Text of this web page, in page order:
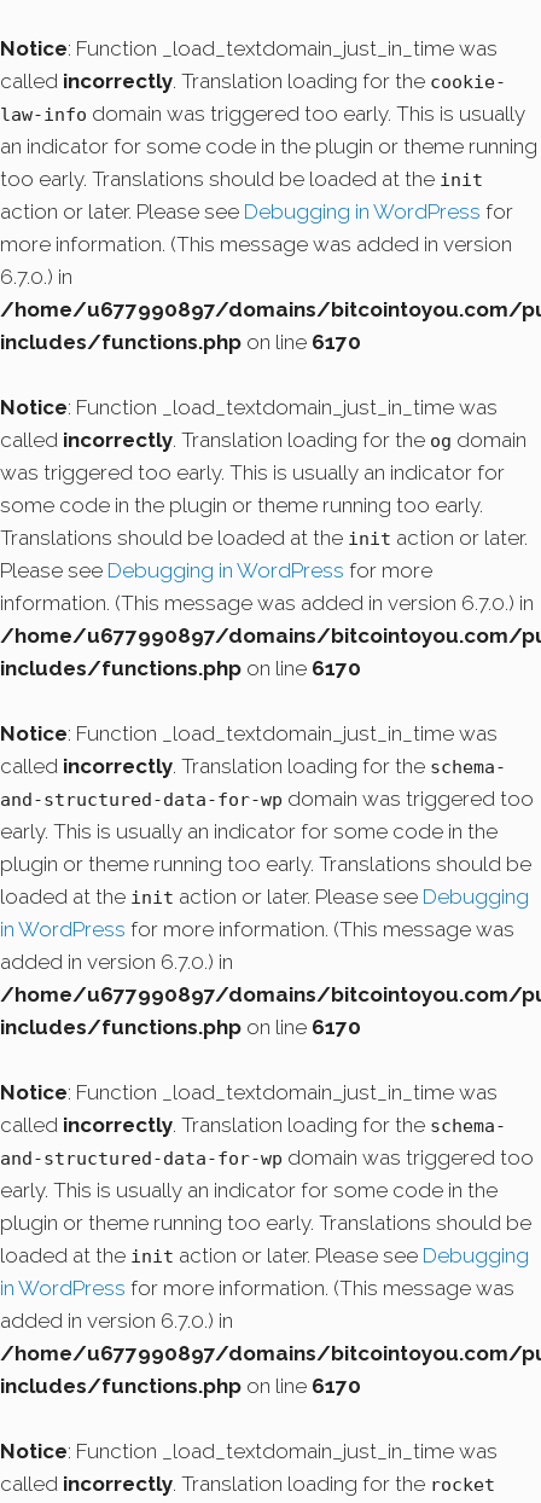
Notice: Function _load_textdomain_just_in_time was
called incorrectly. Translation loading for the cookie-
law-info domain was triggered too early. This is usually
an indicator for some code in the plugin or theme running
too early. Translations should be loaded at the init
action or later. Please see Debugging in WordPress for
more information. (This message was added in version
6.7.0.) in
/home/u677990897/domains/bitcointoyou.com/
includes/functions.php on line 6170
Notice: Function _load_textdomain_just_in_time was
called incorrectly. Translation loading for the og domain
was triggered too early. This is usually an indicator for
some code in the plugin or theme running too early.
Translations should be loaded at the init action or later.
Please see Debugging in WordPress for more
information. (This message was added in version 6.7.0.) in
/home/u677990897/domains/bitcointoyou.com/
includes/functions.php on line 6170
Notice: Function _load_textdomain_just_in_time was
called incorrectly. Translation loading for the schema-
and-structured-data-for-wp domain was triggered too
early. This is usually an indicator for some code in the
plugin or theme running too early. Translations should be
loaded at the init action or later. Please see Debugging
in WordPress for more information. (This message was
added in version 6.7.0.) in
/home/u677990897/domains/bitcointoyou.com/
includes/functions.php on line 6170
Notice: Function _load_textdomain_just_in_time was
called incorrectly. Translation loading for the schema-
and-structured-data-for-wp domain was triggered too
early. This is usually an indicator for some code in the
plugin or theme running too early. Translations should be
loaded at the init action or later. Please see Debugging
in WordPress for more information. (This message was
added in version 6.7.0.) in
/home/u677990897/domains/bitcointoyou.com/
includes/functions.php on line 6170
Notice: Function _load_textdomain_just_in_time was
called incorrectly. Translation loading for the rocket